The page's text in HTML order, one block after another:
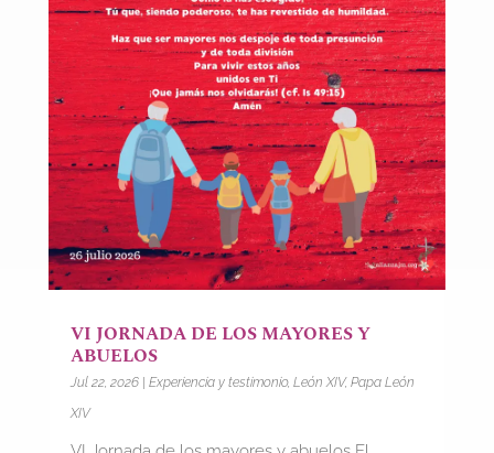
VI JORNADA DE LOS MAYORES Y
ABUELOS
Jul 22, 2026| Experiencia y testimonio, León XIV, Papa León
XIV